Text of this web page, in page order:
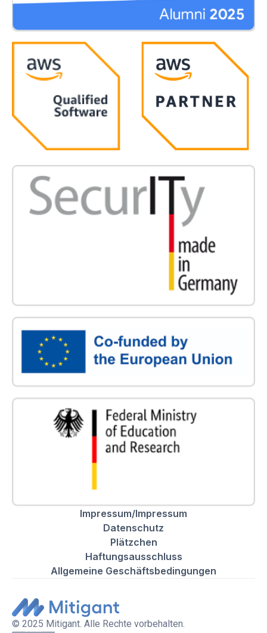
Impressum/Impressum
Datenschutz
Plätzchen
Haftungsausschluss
Allgemeine Geschäftsbedingungen
© 2025 Mitigant. Alle Rechte vorbehalten.